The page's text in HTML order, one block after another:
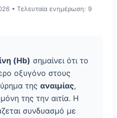
• Τελευταία ενημέρωση: 9
(Hb) σημαίνει ότι το
οξυγόνο στους
της αναιμίας,
της την αιτία. Η
συνδυασμό με